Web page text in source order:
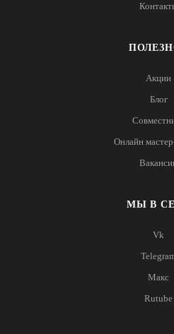
Акции
Блог
Онлайн
МЫ В
Vk
Макс
Rutube